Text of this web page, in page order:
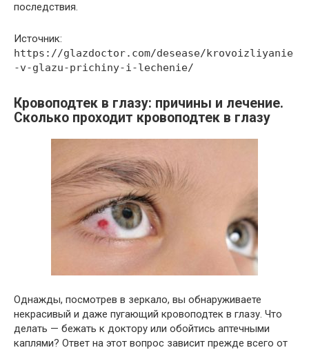
последствия.
Источник:
https://glazdoctor.com/desease/krovoizliyanie
-v-glazu-prichiny-i-lechenie/
Кровоподтек в глазу: причины и лечение.
Сколько проходит кровоподтек в глазу
Однажды, посмотрев в зеркало, вы обнаруживаете
некрасивый и даже пугающий кровоподтек в глазу. Что
делать — бежать к доктору или обойтись аптечными
каплями? Ответ на этот вопрос зависит прежде всего от